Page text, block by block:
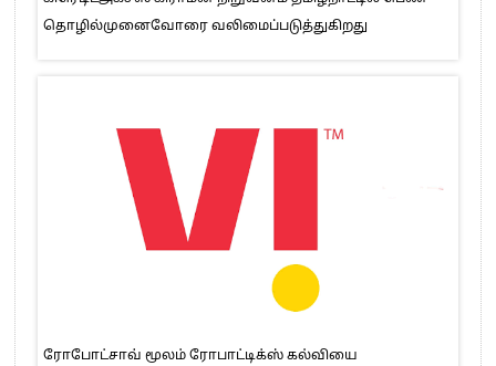
தொழில்முனைவோரை வலிமைப்படுத்துகிறது
ரோபோட்சாவ் மூலம் ரோபாட்டிக்ஸ் கல்வியை